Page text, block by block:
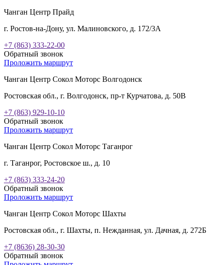
Чанган Центр Прайд
г. Ростов-на-Дону, ул. Малиновского, д. 172/3А
+7 (863) 333-22-00
Обратный звонок
Проложить маршрут
Чанган Центр Сокол Моторс Волгодонск
Ростовская обл., г. Волгодонск, пр-т Курчатова, д. 50В
+7 (863) 929-10-10
Обратный звонок
Проложить маршрут
Чанган Центр Сокол Моторс Таганрог
г. Таганрог, Ростовское ш., д. 10
+7 (863) 333-24-20
Обратный звонок
Проложить маршрут
Чанган Центр Сокол Моторс Шахты
Ростовская обл., г. Шахты, п. Нежданная, ул. Дачная, д. 272Б
+7 (8636) 28-30-30
Обратный звонок